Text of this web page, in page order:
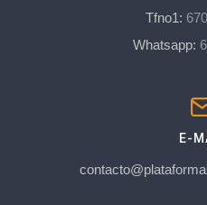
Tfno1:
Whatsapp:
E-